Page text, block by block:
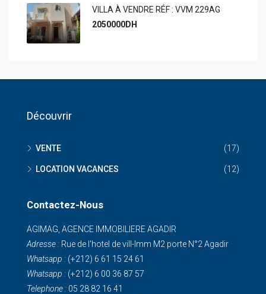
VILLA À VENDRE RÉF : VVM 229AG
2050000DH
Découvrir
VENTE (17)
LOCATION VACANCES (12)
Contactez-Nous
AGIMAG, AGENCE IMMOBILIERE AGADIR
Adresse : Rue de I'hotel de vill-Imm M2 porte N°2 Agadir
Whatsapp : (+212) 6 61 15 24 61
Whatsapp : (+212) 6 00 36 87 57
Telephone : 05 28 82 16 41